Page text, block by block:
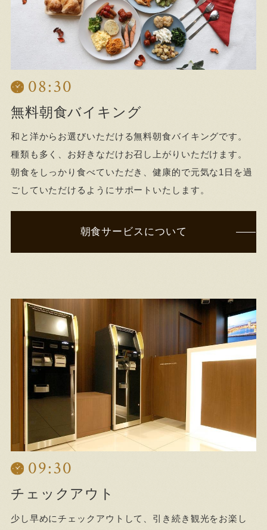
08:30
無料朝食バイキング
和と洋からお選びいただける無料朝食バイキングです。
種類も多く、お好きなだけお召し上がりいただけます。
朝食をしっかり食べていただき、健康的で元気な1日を過
ごしていただけるようにサポートいたします。
朝食サービスについて
09:30
チェックアウト
少し早めにチェックアウトして、引き続き観光をお楽し